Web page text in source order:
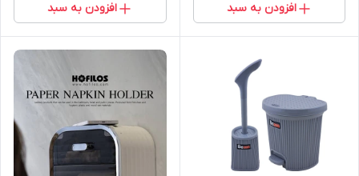
افزودن به سبد افزودن به سبد